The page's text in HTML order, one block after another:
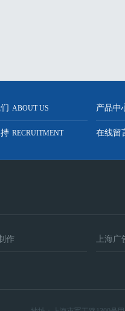
ABOUT US 产品中
RECRUITMENT 在线留
作 上海